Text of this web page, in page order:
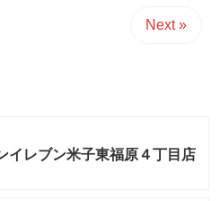
Next »
イレブン米子東福原４丁目店